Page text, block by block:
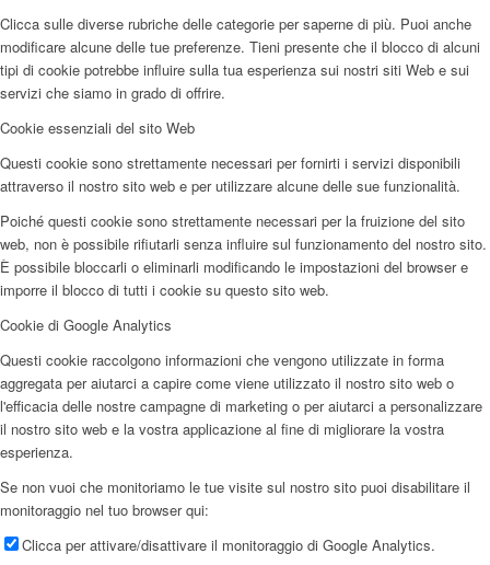
Clicca sulle diverse rubriche delle categorie per saperne di più. Puoi anche
modificare alcune delle tue preferenze. Tieni presente che il blocco di alcuni
tipi di cookie potrebbe influire sulla tua esperienza sui nostri siti Web e sui
servizi che siamo in grado di offrire.
Cookie essenziali del sito Web
Questi cookie sono strettamente necessari per fornirti i servizi disponibili
attraverso il nostro sito web e per utilizzare alcune delle sue funzionalità.
Poiché questi cookie sono strettamente necessari per la fruizione del sito
web, non è possibile rifiutarli senza influire sul funzionamento del nostro sito.
È possibile bloccarli o eliminarli modificando le impostazioni del browser e
imporre il blocco di tutti i cookie su questo sito web.
Cookie di Google Analytics
Questi cookie raccolgono informazioni che vengono utilizzate in forma
aggregata per aiutarci a capire come viene utilizzato il nostro sito web o
l'efficacia delle nostre campagne di marketing o per aiutarci a personalizzare
il nostro sito web e la vostra applicazione al fine di migliorare la vostra
esperienza.
Se non vuoi che monitoriamo le tue visite sul nostro sito puoi disabilitare il
monitoraggio nel tuo browser qui:
Clicca per attivare/disattivare il monitoraggio di Google Analytics.